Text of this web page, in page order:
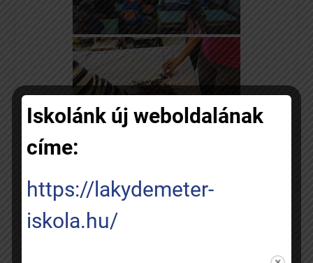
Iskolánk új weboldalának
címe:
https://lakydemeter-
iskola.hu/